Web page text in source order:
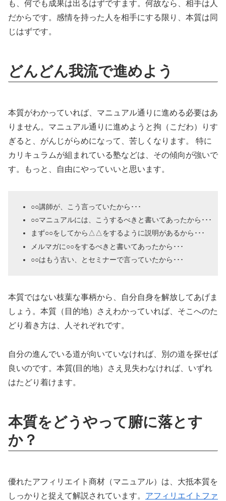
も、何でも成果は出るはずですます。何故なら、相手は人
だからです。感情を持った人を相手にする限り、本質は同
じはずです。
どんどん我流で進めよう
本質がわかっていれば、マニュアル通りに進める必要はあ
りません。マニュアル通りに進めようと拘（こだわ）りす
ぎると、がんじがらめになって、苦しくなります。 特に
カリキュラムが組まれている塾などは、その傾向が強いで
す。もっと、自由にやっていいと思います。
○○講師が、こう言っていたから･･･
○○マニュアルには、こうするべきと書いてあったから･･･
まず○○をしてから△△をするように説明があるから･･･
メルマガに○○をするべきと書いてあったから･･･
○○はもう古い、とセミナーで言っていたから･･･
本質ではない枝葉な事柄から、自分自身を解放してあげま
しょう。本質（目的地）さえわかっていれば、そこへのた
どり着き方は、人それぞれです。
自分の進んでいる道が向いていなければ、別の道を探せば
良いのです。本質(目的地）さえ見失わなければ、いずれ
はたどり着けます。
本質をどうやって腑に落とす
か？
優れたアフィリエイト商材（マニュアル）は、大抵本質を
しっかりと捉えて解説されています。 アフィリエイトファ